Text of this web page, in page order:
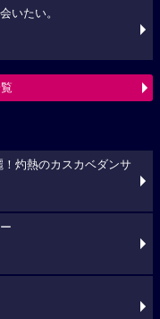
いたい。
灼熱のカスカベダンサ